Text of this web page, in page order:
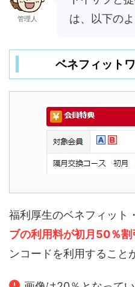
管理人
は、以下の
ベネフィット
福利厚生のベネフィット
ブの利用料が初月50％割
ンコードを利用すること